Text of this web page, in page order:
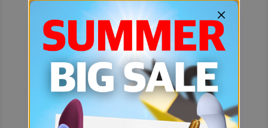
예상치 못한 에러입니다.